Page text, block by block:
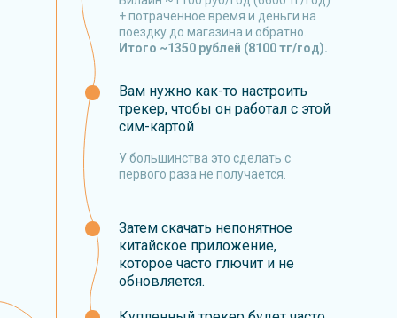
+ потраченное время и деньги на
поездку до магазина и обратно.
Итого ~1350 рублей (8100 тг/год).
Вам нужно как-то настроить
трекер, чтобы он работал с этой
сим-картой
У большинства это сделать с
первого раза не получается.
Затем скачать непонятное
китайское приложение,
которое часто глючит и не
обновляется.